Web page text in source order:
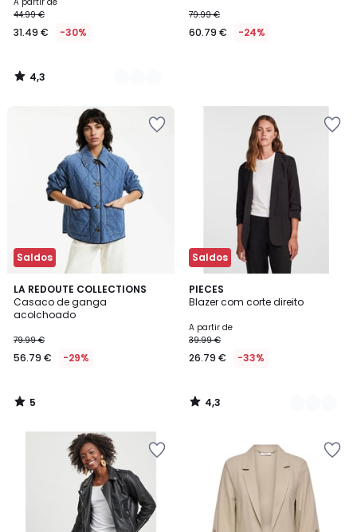
44.99 €
31.49 € -30%
4,3
/
79.99 €
60.79 € -24%
Saldos
LA REDOUTE COLLECTIONS
Casaco de ganga
acolchoado
79.99 €
56.79 € -29%
5
/
5
5
/
Saldos
PIECES
Blazer com corte direito
A partir de
39.99 €
26.79 € -33%
4,3
/ 5
2
Cores
4,3
/